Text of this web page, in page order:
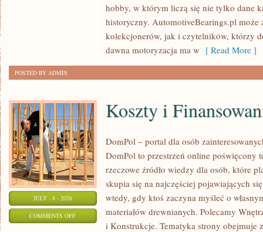
hobby, w którym liczą się nie tylko dane
historyczny. AutomotiveBearings.pl może
kolekcjonerów, jak i czytelników, którzy
dawna motoryzacja ma w [ Read More ]
POSTED BY ADMIN
JULY - 8 - 2026
COMMENTS OFFON
Koszty i
DomPol – portal dla osób
DomPol to przestrzeń online poświęcony
rzeczowe źródło wiedzy dla osób, które
skupia się na najczęściej pojawiających
wtedy, gdy ktoś zaczyna myśleć o
materiałów drewnianych. Polecamy
i Konstrukcje. Tematyka strony obejmuje